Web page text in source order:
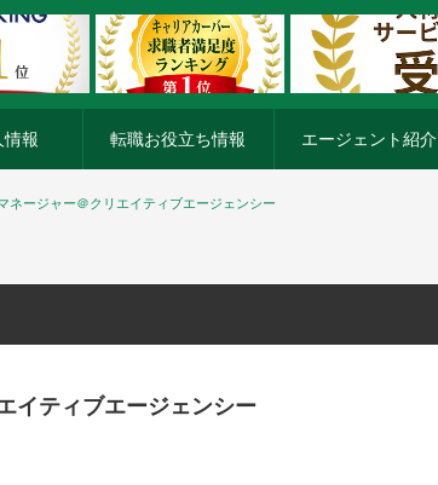
情報 転職お役立ち情報 エージェント紹介
ネージャー＠クリエイティブエージェンシー
イティブエージェンシー